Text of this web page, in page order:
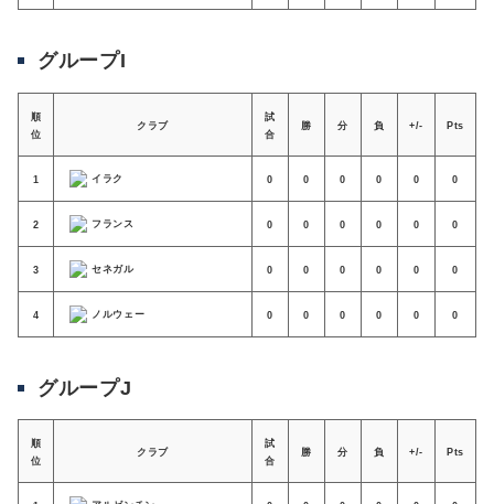
グループI
順
位
クラブ
試
合
勝 分 負 +/- Pts
1 イラク 0 0 0 0 0 0
2 フランス 0 0 0 0 0 0
3 セネガル 0 0 0 0 0 0
4 ノルウェー 0 0 0 0 0 0
グループJ
順
位
クラブ
試
合
勝 分 負 +/- Pts